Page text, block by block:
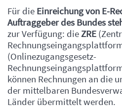
Für die Einreichung von E-
Auftraggeber des Bundes
zur Verfügung: die ZRE
(Onlinezugangsgesetz-
können Rechnungen an die
der mittelbaren
Länder übermittelt werden.